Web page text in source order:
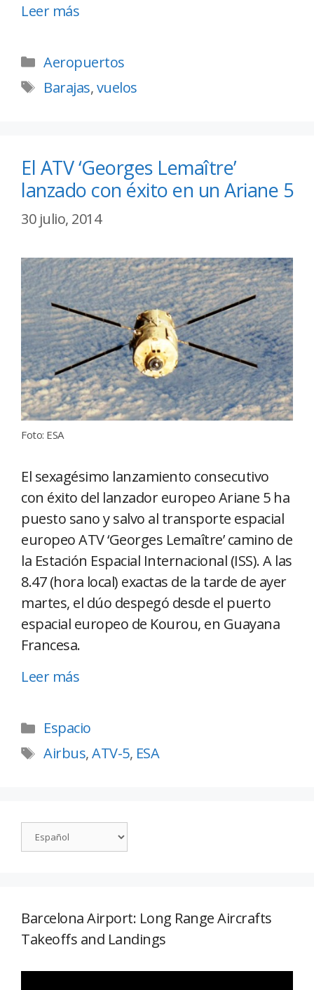
Leer más
Aeropuertos
Barajas,vuelos
El ATV ‘Georges Lemaître’
lanzado con éxito en un Ariane 5
30 julio, 2014
Foto: ESA
El sexagésimo lanzamiento consecutivo
con éxito del lanzador europeo Ariane 5 ha
puesto sano y salvo al transporte espacial
europeo ATV ‘Georges Lemaître’ camino de
la Estación Espacial Internacional (ISS). A las
8.47 (hora local) exactas de la tarde de ayer
martes, el dúo despegó desde el puerto
espacial europeo de Kourou, en Guayana
Francesa.
Leer más
Espacio
Airbus,ATV-5, ESA
Barcelona Airport: Long Range Aircrafts
Takeoffs and Landings